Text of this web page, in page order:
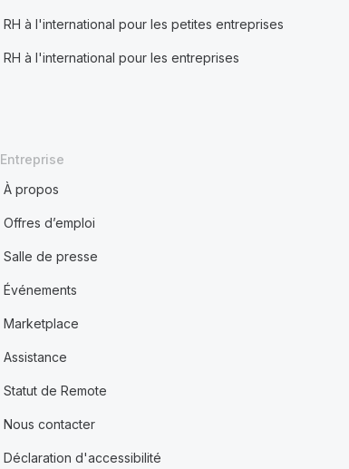
RH à l'international pour les petites entreprises
RH à l'international pour les entreprises
Entreprise
À propos
Offres d’emploi
Salle de presse
Événements
Marketplace
Assistance
Statut de Remote
Nous contacter
Déclaration d'accessibilité